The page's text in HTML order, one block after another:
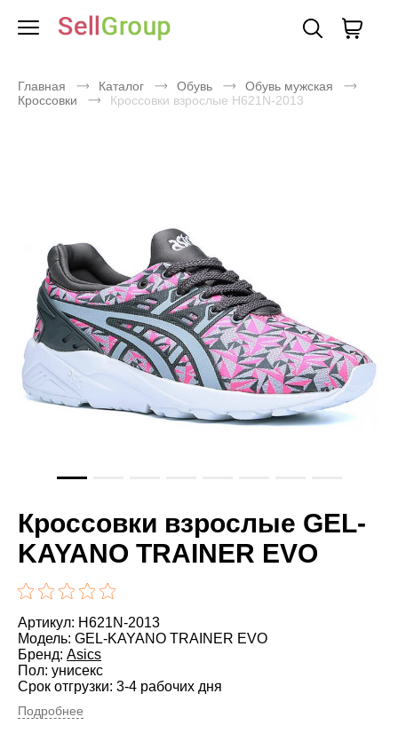
Главная Каталог Обувь
Обувь мужская
Кроссовки
Кроссовки взрослые H621N-2013
Кроссовки взрослые GEL-
KAYANO TRAINER EVO
Артикул: H621N-2013
Модель: GEL-KAYANO TRAINER EVO
Бренд: Asics
Пол: унисекс
Срок отгрузки: 3-4 рабочих дня
Подробнее